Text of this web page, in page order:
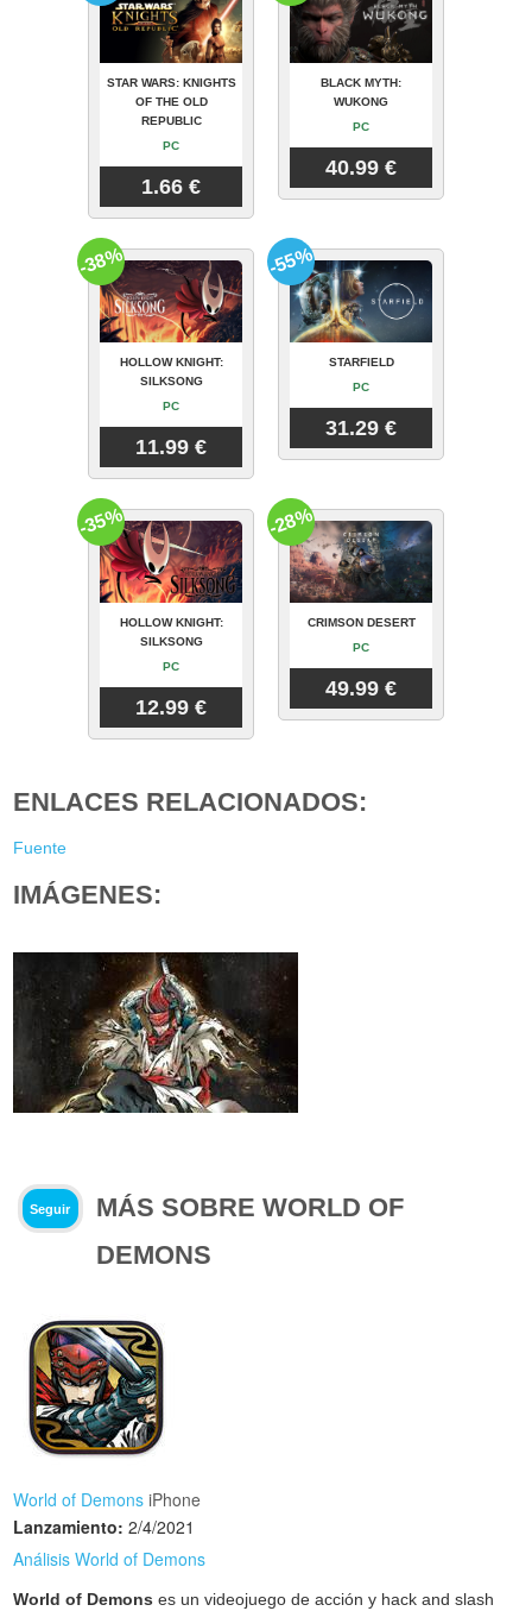
STAR WARS: KNIGHTS
OF THE OLD
REPUBLIC
PC
1.66 €
BLACK MYTH:
WUKONG
PC
40.99 €
HOLLOW KNIGHT:
SILKSONG
PC
11.99 €
-38%
STARFIELD
PC
31.29 €
-55%
HOLLOW KNIGHT:
SILKSONG
PC
12.99 €
-35%
CRIMSON DESERT
PC
49.99 €
-28%
ENLACES RELACIONADOS:
Fuente
IMÁGENES:
Seguir
MÁS SOBRE WORLD OF
DEMONS
World of Demons iPhone
Lanzamiento: 2/4/2021
Análisis World of Demons
World of Demons es un videojuego de acción y hack and slash